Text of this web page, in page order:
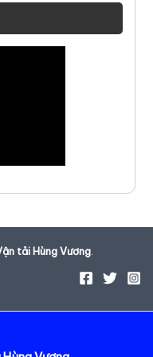
tải Hùng Vương.